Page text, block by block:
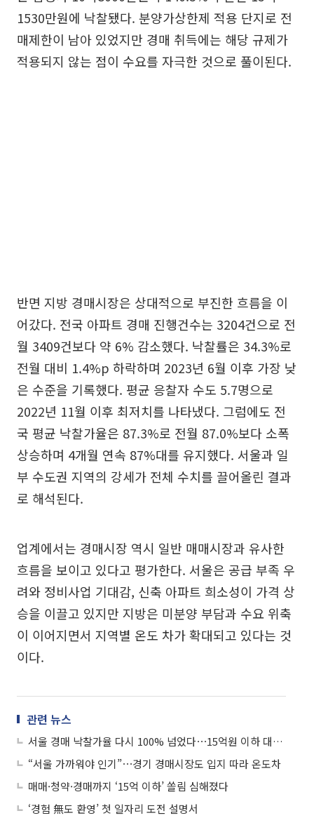
1530만원에 낙찰됐다. 분양가상한제 적용 단지로 전
매제한이 남아 있었지만 경매 취득에는 해당 규제가
적용되지 않는 점이 수요를 자극한 것으로 풀이된다.
반면 지방 경매시장은 상대적으로 부진한 흐름을 이
어갔다. 전국 아파트 경매 진행건수는 3204건으로 전
월 3409건보다 약 6% 감소했다. 낙찰률은 34.3%로
전월 대비 1.4%p 하락하며 2023년 6월 이후 가장 낮
은 수준을 기록했다. 평균 응찰자 수도 5.7명으로
2022년 11월 이후 최저치를 나타냈다. 그럼에도 전
국 평균 낙찰가율은 87.3%로 전월 87.0%보다 소폭
상승하며 4개월 연속 87%대를 유지했다. 서울과 일
부 수도권 지역의 강세가 전체 수치를 끌어올린 결과
로 해석된다.
업계에서는 경매시장 역시 일반 매매시장과 유사한
흐름을 보이고 있다고 평가한다. 서울은 공급 부족 우
려와 정비사업 기대감, 신축 아파트 희소성이 가격 상
승을 이끌고 있지만 지방은 미분양 부담과 수요 위축
이 이어지면서 지역별 온도 차가 확대되고 있다는 것
이다.
관련 뉴스
서울 경매 낙찰가율 다시 100% 넘었다⋯15억원 이하 대단지 강세
“서울 가까워야 인기”⋯경기 경매시장도 입지 따라 온도차
매매·청약·경매까지 ‘15억 이하’ 쏠림 심해졌다
‘경험 無도 환영’ 첫 일자리 도전 설명서